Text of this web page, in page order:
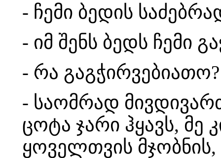
- ჩემი ბედის
- იმ შენს ბედს ჩემი
- რა გაგჭირვებიათო?
- საომრად
ცოტა ჯარი ჰყავს, მე
ყოველთვის მჯობნის,